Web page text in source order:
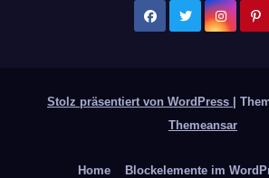
Stolz präsentiert von WordPress
Themeansar
Home Blockelemente im